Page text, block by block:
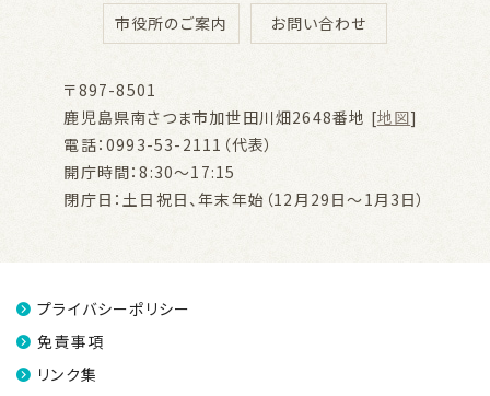
市役所のご案内 お問い合わせ
〒897-8501
鹿児島県南さつま市加世田川畑2648番地 [地図]
電話：0993-53-2111（代表）
開庁時間：8:30～17:15
閉庁日：土日祝日、年末年始（12月29日～1月3日）
プライバシーポリシー
免責事項
リンク集